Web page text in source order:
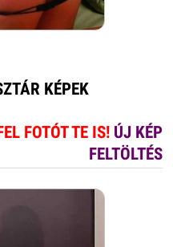
KÉPEK
FOTÓT TE IS! ÚJ KÉP
FELTÖLTÉS